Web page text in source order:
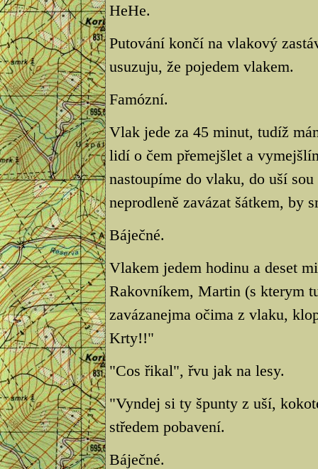
HeHe.
Putování končí na vlakový
usuzuju, že pojedem vlakem.
Famózní.
Vlak jede za 45 minut, tudíž
lidí o čem přemejšlet a
nastoupíme do vlaku, do uší
neprodleně zavázat šátkem, by
Báječné.
Vlakem jedem hodinu a deset
Rakovníkem, Martin (s kterym
zavázanejma očima z vlaku,
Krty!!"
"Cos řikal", řvu jak na lesy.
"Vyndej si ty špunty z uší,
středem pobavení.
Báječné.